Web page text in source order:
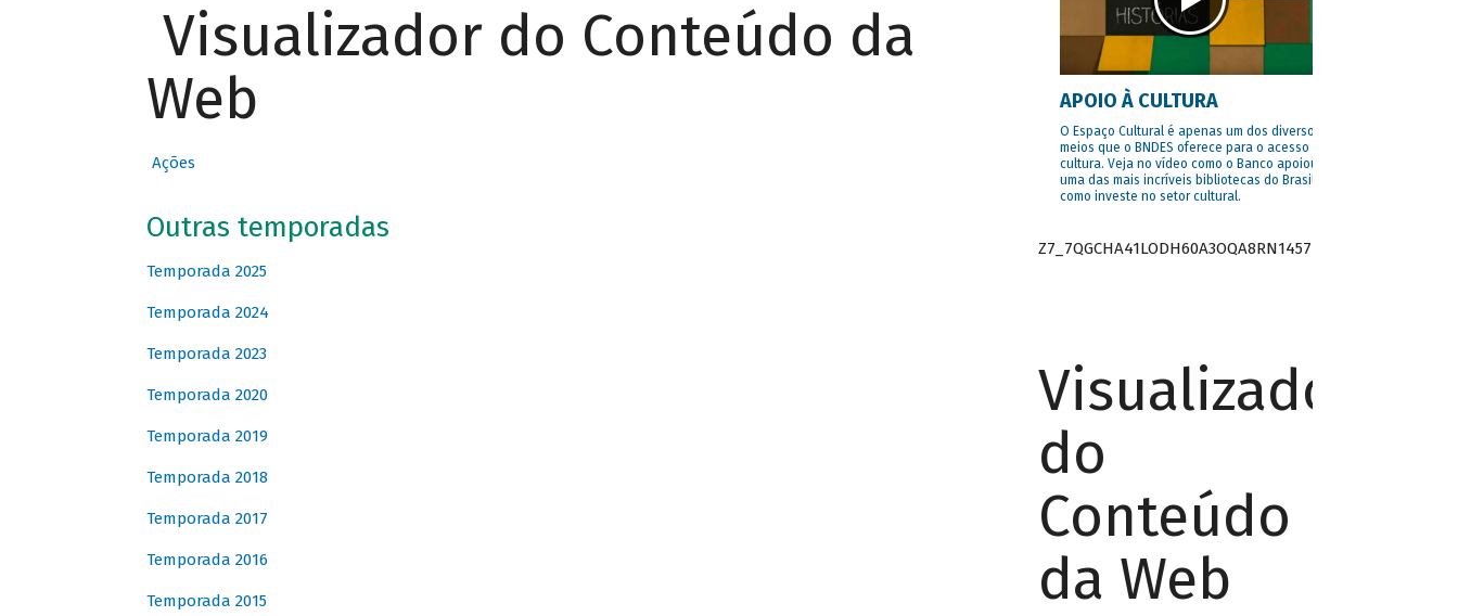
Visualizador do Conteúdo da
Web
Ações
Outras temporadas
Temporada 2025
Temporada 2024
Temporada 2023
Temporada 2020
Temporada 2019
Temporada 2018
Temporada 2017
Temporada 2016
Temporada 2015
APOIO À CULTURA
O Espaço Cultural é apenas um dos diversos
meios que o BNDES oferece para o acesso à
cultura. Veja no vídeo como o Banco apoiou
uma das mais incríveis bibliotecas do Brasil e
como investe no setor cultural.
Z7_7QGCHA41LODH60A3OQA8RN1457
Visualizador
do
Conteúdo
da Web